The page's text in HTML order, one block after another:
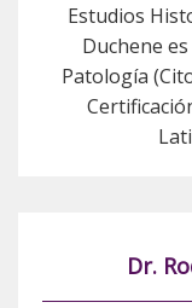
Estudios
Duchene
Patología
Dr.